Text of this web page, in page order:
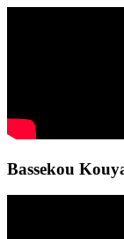
Bassekou